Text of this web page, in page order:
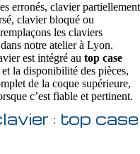
erronés, clavier partiellement
clavier bloqué ou
les claviers
notre atelier à Lyon.
est intégré au top case
la disponibilité des pièces,
de la coque supérieure,
c’est fiable et pertinent.
: top case